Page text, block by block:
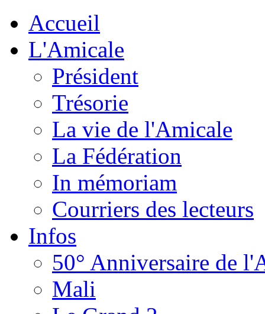
Accueil
L'Amicale
Président
Trésorie
La vie de l'Amicale
La Fédération
In mémoriam
Courriers des lecteurs
Infos
50° Anniversaire de
Mali